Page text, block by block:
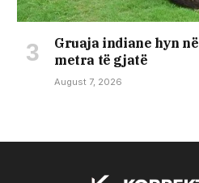
Gruaja indiane hyn
metra të gjatë
August 7, 2026